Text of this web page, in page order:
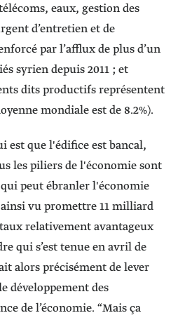
eaux, gestion des
d’entretien et de
par l’afflux de plus d’un
syrien depuis 2011 ; et
dits productifs représentent
mondiale est de 8.2%).
est que l'édifice est bancal,
les piliers de l'économie sont
peut ébranler l'économie
ainsi vu promettre 11 milliard
relativement avantageux
qui s’est tenue en avril de
alors précisément de lever
développement des
de l’économie. “Mais ça